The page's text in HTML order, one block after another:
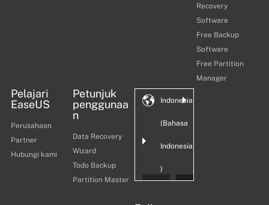
Recovery
Software
Free Backup
Software
Free Partition
Manager
Pelajari
EaseUS
Perusahaan
Partner
Hubungi kami
Petunjuk
penggunaa
n
Data Recovery
Wizard
Todo Backup
Partition Master
Indonesia
(Bahasa
Indonesia
)